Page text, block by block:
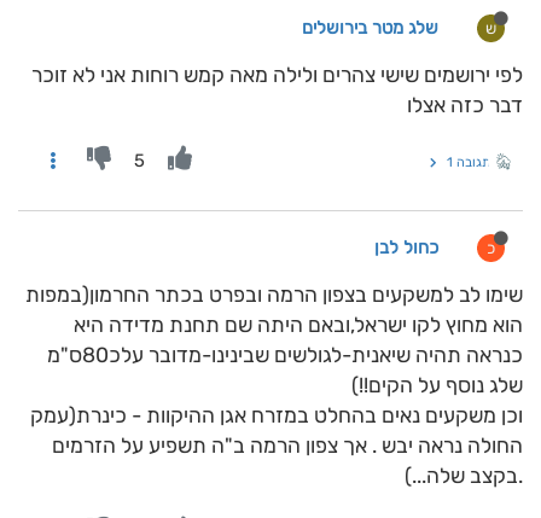
ש שלג מטר בירושלים
לפי ירושמים שישי צהרים ולילה מאה קמש רוחות אני לא זוכר
דבר כזה אצלו
תגובה 1 5
כ כחול לבן
שימו לב למשקעים בצפון הרמה ובפרט בכתר החרמון(במפות
הוא מחוץ לקו ישראל,ובאם היתה שם תחנת מדידה היא
כנראה תהיה שיאנית-לגולשים שבינינו-מדובר עלכ80ס"מ
שלג נוסף על הקים!!)
וכן משקעים נאים בהחלט במזרח אגן ההיקוות - כינרת(עמק
החולה נראה יבש . אך צפון הרמה ב"ה תשפיע על הזרמים
.בקצב שלה...)